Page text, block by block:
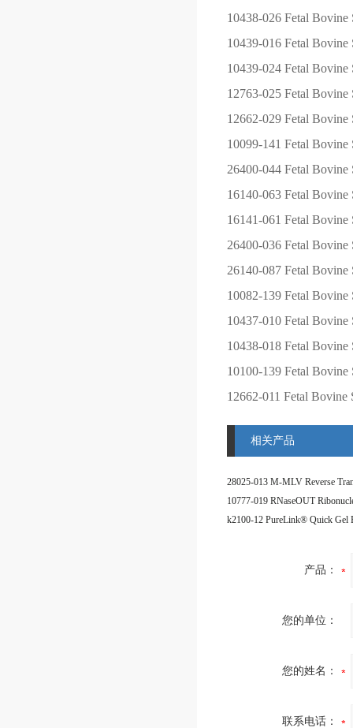
10438-026 Fetal Bovine
10439-016 Fetal Bovine
10439-024 Fetal Bovine
12763-025 Fetal Bovine
12662-029 Fetal Bovine
10099-141 Fetal Bovine
26400-044 Fetal Bovine
16140-063 Fetal Bovine
16141-061 Fetal Bovine
26400-036 Fetal Bovine
26140-087 Fetal Bovine
10082-139 Fetal Bovine
10437-010 Fetal Bovine
10438-018 Fetal Bovine
10100-139 Fetal Bovine
12662-011 Fetal Bovine
相关产品
产品：
您的单位：
您的姓名：
联系电话：